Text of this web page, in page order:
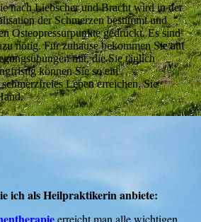
nach Liebscher und Bracht wird in der
der Schmerzen bestimmt und
Osteopressurpunkte gedrückt. Es sind
nötig. Für zuhause bekommen Sie auf
mit, die Sie täglich
können Sie so ein
Leben erreichen, Sie
ich als Heilpraktikerin anbiete:
erreicht man alle wichtigen